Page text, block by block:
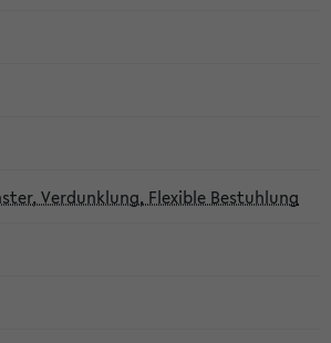
Verdunklung, Flexible Bestuhlung